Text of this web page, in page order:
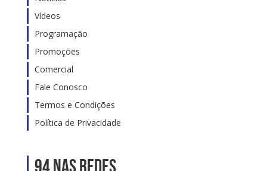
Vídeos
Programação
Promoções
Comercial
Fale Conosco
Termos e Condições
Política de Privacidade
94 nas Redes